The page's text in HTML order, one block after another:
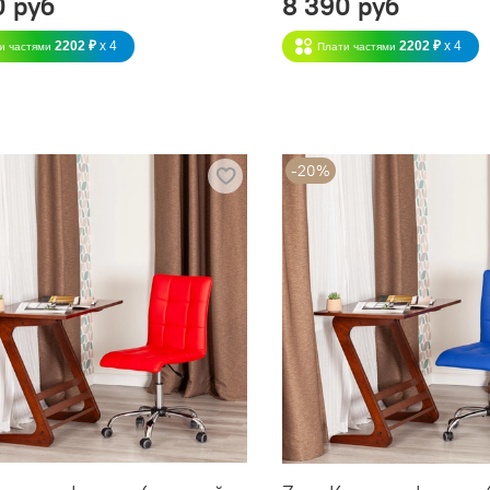
частями2202 ₽ x 4 Плати частями2202 ₽ x 4
-20%